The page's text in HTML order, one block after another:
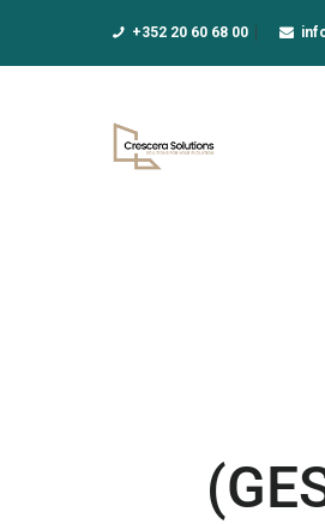
+352 20 60 68 00